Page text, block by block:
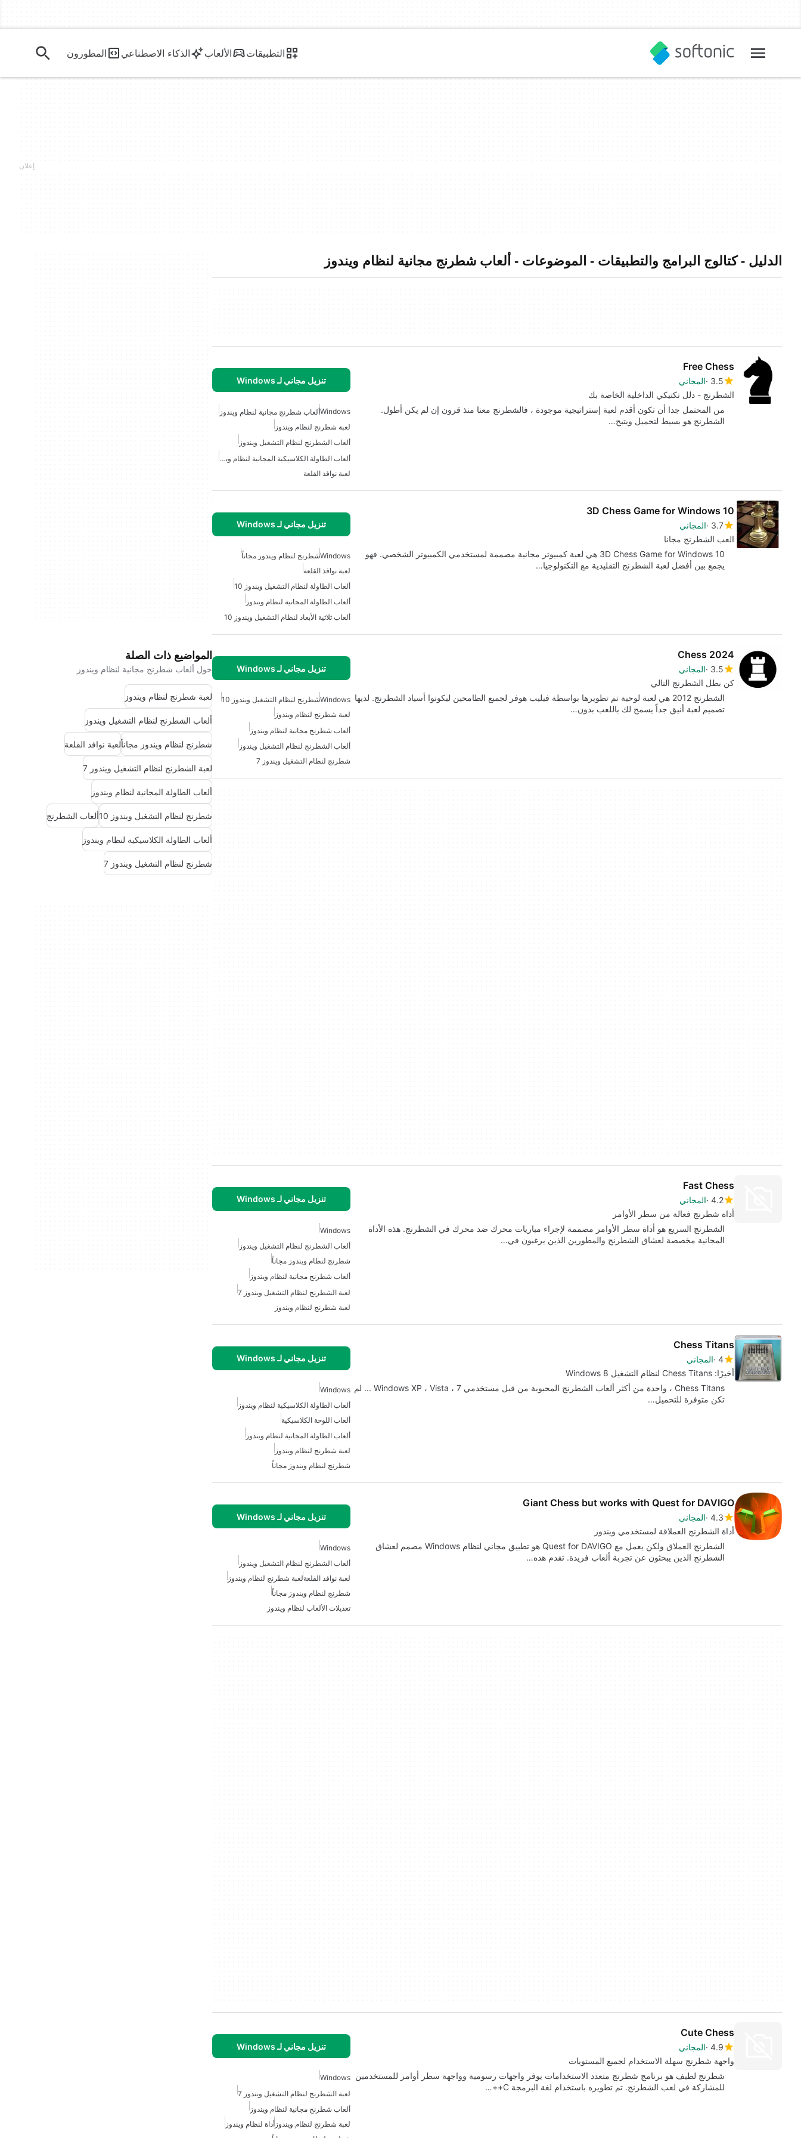
التطبيقات الألعاب الذكاء الاصطناعي المطورون
الدليل - كتالوج البرامج والتطبيقات - الموضوعات - ألعاب شطرنج مجانية لنظام ويندوز
Free Chess
3.5 المجاني
الشطرنج - دلل تكتيكي الداخلية الخاصة بك
تنزيل مجاني لـ Windows
من المحتمل جدا أن تكون أقدم لعبة إستراتيجية موجودة ، فالشطرنج معنا منذ قرون إن لم يكن أطول.
الشطرنج هو بسيط لتحميل ويتيح…
Windowsألعاب شطرنج مجانية لنظام ويندوز
لعبة شطرنج لنظام ويندوز
ألعاب الشطرنج لنظام التشغيل ويندوز
ألعاب الطاولة الكلاسيكية المجانية لنظام ويندوز
لعبة نوافذ القلعة
3D Chess Game for Windows 10
3.7 المجاني
العب الشطرنج مجانا
تنزيل مجاني لـ Windows
3D Chess Game for Windows 10 هي لعبة كمبيوتر مجانية مصممة لمستخدمي الكمبيوتر الشخصي. فهو
يجمع بين أفضل لعبة الشطرنج التقليدية مع التكنولوجيا…
Windowsشطرنج لنظام ويندوز مجاناً
لعبة نوافذ القلعة
ألعاب الطاولة لنظام التشغيل ويندوز 10
ألعاب الطاولة المجانية لنظام ويندوز
ألعاب ثلاثية الأبعاد لنظام التشغيل ويندوز 10
Chess 2024
3.5 المجاني
كن بطل الشطرنج التالي
تنزيل مجاني لـ Windows
الشطرنج 2012 هي لعبة لوحية تم تطويرها بواسطة فيليب هوفر لجميع الطامحين ليكونوا أسياد الشطرنج. لديها
تصميم لعبة أنيق جداً يسمح لك باللعب بدون…
Windowsشطرنج لنظام التشغيل ويندوز 10
لعبة شطرنج لنظام ويندوز
ألعاب شطرنج مجانية لنظام ويندوز
ألعاب الشطرنج لنظام التشغيل ويندوز
شطرنج لنظام التشغيل ويندوز 7
Fast Chess
4.2 المجاني
أداة شطرنج فعالة من سطر الأوامر
تنزيل مجاني لـ Windows
الشطرنج السريع هو أداة سطر الأوامر مصممة لإجراء مباريات محرك ضد محرك في الشطرنج. هذه الأداة
المجانية مخصصة لعشاق الشطرنج والمطورين الذين يرغبون في…
Windows
ألعاب الشطرنج لنظام التشغيل ويندوز
شطرنج لنظام ويندوز مجاناً
ألعاب شطرنج مجانية لنظام ويندوز
لعبة الشطرنج لنظام التشغيل ويندوز 7
لعبة شطرنج لنظام ويندوز
Chess Titans
4 المجاني
أخيرًا: Chess Titans لنظام التشغيل Windows 8
تنزيل مجاني لـ Windows
Chess Titans ، واحدة من أكثر ألعاب الشطرنج المحبوبة من قبل مستخدمي Windows XP ، Vista ، 7 ... لم
تكن متوفرة للتحميل…
Windows
ألعاب الطاولة الكلاسيكية لنظام ويندوز
ألعاب اللوحة الكلاسيكية
ألعاب الطاولة المجانية لنظام ويندوز
لعبة شطرنج لنظام ويندوز
شطرنج لنظام ويندوز مجاناً
Giant Chess but works with Quest for DAVIGO
4.3 المجاني
أداة الشطرنج العملاقة لمستخدمي ويندوز
تنزيل مجاني لـ Windows
الشطرنج العملاق ولكن يعمل مع Quest for DAVIGO هو تطبيق مجاني لنظام Windows مصمم لعشاق
الشطرنج الذين يبحثون عن تجربة ألعاب فريدة. تقدم هذه…
Windows
ألعاب الشطرنج لنظام التشغيل ويندوز
لعبة نوافذ القلعةلعبة شطرنج لنظام ويندوز
شطرنج لنظام ويندوز مجاناً
تعديلات الألعاب لنظام ويندوز
Cute Chess
4.9 المجاني
واجهة شطرنج سهلة الاستخدام لجميع المستويات
تنزيل مجاني لـ Windows
شطرنج لطيف هو برنامج شطرنج متعدد الاستخدامات يوفر واجهات رسومية وواجهة سطر أوامر للمستخدمين
للمشاركة في لعب الشطرنج. تم تطويره باستخدام لغة البرمجة C++…
Windows
لعبة الشطرنج لنظام التشغيل ويندوز 7
ألعاب شطرنج مجانية لنظام ويندوز
لعبة شطرنج لنظام ويندوز أداة لنظام ويندوز
المواضيع ذات الصلة
حول ألعاب شطرنج مجانية لنظام ويندوز
لعبة شطرنج لنظام ويندوز
ألعاب الشطرنج لنظام التشغيل ويندوز
شطرنج لنظام ويندوز مجاناًلعبة نوافذ القلعة
لعبة الشطرنج لنظام التشغيل ويندوز 7
ألعاب الطاولة المجانية لنظام ويندوز
شطرنج لنظام التشغيل ويندوز 10 ألعاب الشطرنج
ألعاب الطاولة الكلاسيكية لنظام ويندوز
شطرنج لنظام التشغيل ويندوز 7